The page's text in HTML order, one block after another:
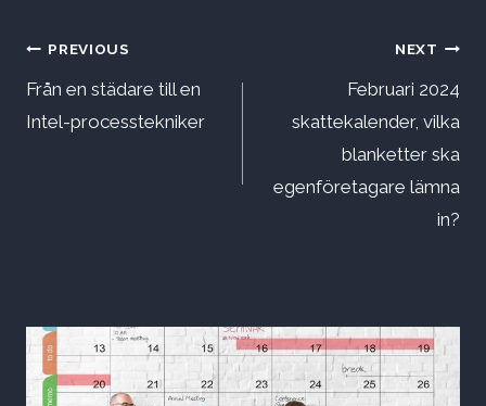
Inläggsnavigering
PREVIOUS
Från en städare till en
Intel-processtekniker
NEXT
Februari 2024
skattekalender, vilka
blanketter ska
egenföretagare lämna
in?